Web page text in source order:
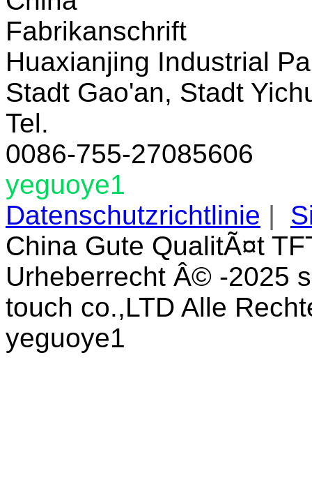
Fabrikanschrift
Huaxianjing Industrial
Stadt Gao'an, Stadt
Tel.
0086-755-27085606
yeguoye1
Datenschutzrichtlinie |
China Gute QualitÃ¤t
Urheberrecht Â© -2025
touch co.,LTD Alle
yeguoye1